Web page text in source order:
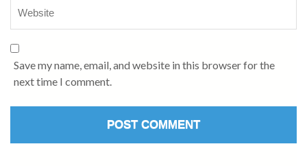
Save my name, email, and website in this browser for the
next time I comment.